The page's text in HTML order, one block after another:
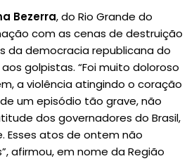
Bezerra, do Rio Grande do
com as cenas de destruição
da democracia republicana do
golpistas. “Foi muito doloroso
a violência atingindo o coração
um episódio tão grave, não
dos governadores do Brasil,
Esses atos de ontem não
afirmou, em nome da Região